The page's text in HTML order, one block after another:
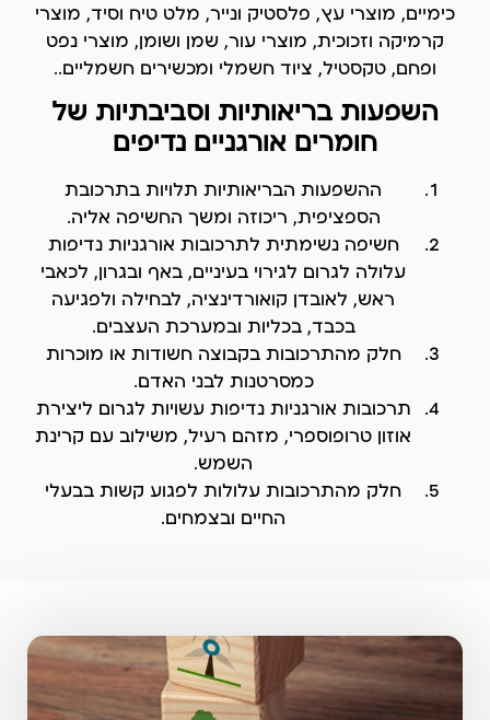
כימיים, מוצרי עץ, פלסטיק ונייר, מלט טיח וסיד, מוצרי
קרמיקה וזכוכית, מוצרי עור, שמן ושומן, מוצרי נפט
ופחם, טקסטיל, ציוד חשמלי ומכשירים חשמליים..
השפעות בריאותיות וסביבתיות של
חומרים אורגניים נדיפים
ההשפעות הבריאותיות תלויות בתרכובת
הספציפית, ריכוזה ומשך החשיפה אליה.
חשיפה נשימתית לתרכובות אורגניות נדיפות
עלולה לגרום לגירוי בעיניים, באף ובגרון, לכאבי
ראש, לאובדן קואורדינציה, לבחילה ולפגיעה
בכבד, בכליות ובמערכת העצבים.
חלק מהתרכובות בקבוצה חשודות או מוכרות
כמסרטנות לבני האדם.
תרכובות אורגניות נדיפות עשויות לגרום ליצירת
אוזון טרופוספרי, מזהם רעיל, משילוב עם קרינת
השמש.
חלק מהתרכובות עלולות לפגוע קשות בבעלי
החיים ובצמחים.